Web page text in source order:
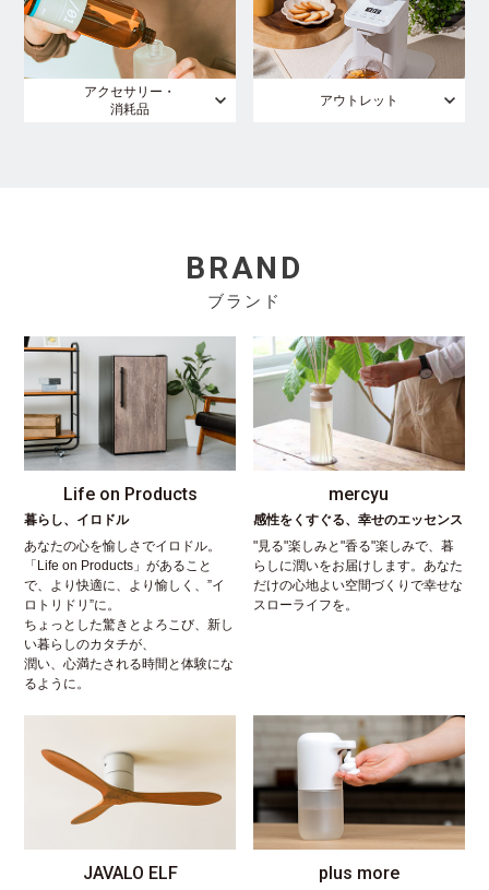
アクセサリー・
消耗品
アウトレット
BRAND
ブランド
Life on Products
暮らし、イロドル
あなたの心を愉しさでイロドル。
「Life on Products」があること
で、より快適に、より愉しく、”イ
ロトリドリ”に。
ちょっとした驚きとよろこび、新し
い暮らしのカタチが、
潤い、心満たされる時間と体験にな
るように。
mercyu
感性をくすぐる、幸せのエッセンス
"見る"楽しみと"香る"楽しみで、暮
らしに潤いをお届けします。あなた
だけの心地よい空間づくりで幸せな
スローライフを。
JAVALO ELF plus more